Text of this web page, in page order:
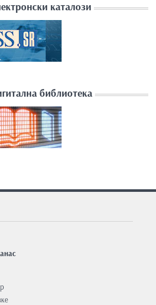
каталози
библиотека